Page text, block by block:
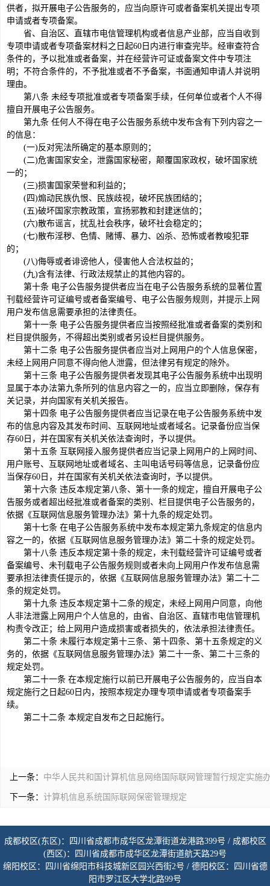
供者，拟开展电子公告服务的，应当向原许可或者备案机关提出专项
申请或者专项备案。
省、自治区、直辖市电信管理机构或者信息产业部，应当自收到
专项申请或者专项备案材料之日起60日内进行审查完毕。经审查符合
条件的，予以批准或者备案，并在经营许可证或备案文件中专项注
明；不符合条件的，不予批准或者不予备案，书面通知申请人并说明
理由。
第八条 未经专项批准或者专项备案手续，任何单位或者个人不得
擅自开展电子公告服务。
第九条 任何人不得在电子公告服务系统中发布含有下列内容之一
的信息：
(一)反对宪法所确定的基本原则的；
(二)危害国家安全，泄露国家秘密，颠覆国家政权，破坏国家统
一的；
(三)损害国家荣誉和利益的；
(四)煽动民族仇恨、民族歧视，破坏民族团结的；
(五)破坏国家宗教政策，宣扬邪教和封建迷信的；
(六)散布谣言，扰乱社会秩序，破坏社会稳定的；
(七)散布淫秽、色情、赌博、暴力、凶杀、恐怖或者教唆犯罪
的；
(八)侮辱或者诽谤他人，侵害他人合法权益的；
(九)含有法律、行政法规禁止的其他内容的。
第十条 电子公告服务提供者应当在电子公告服务系统的显著位置
刊载经营许可证编号或者备案编号、电子公告服务规则，并提示上网
用户发布信息需要承担的法律责任。
第十一条 电子公告服务提供者应当按照经批准或者备案的类别和
栏目提供服务，不得超出类别或者另设栏目提供服务。
第十二条 电子公告服务提供者应当对上网用户的个人信息保密，
未经上网用户同意不得向他人泄露，但法律另有规定的除外。
第十三条 电子公告服务提供者发现其电子公告服务系统中出现明
显属于本办法第九条所列的信息内容之一的，应当立即删除，保存有
关记录，并向国家有关机关报告。
第十四条 电子公告服务提供者应当记录在电子公告服务系统中发
布的信息内容及其发布时间、互联网地址或者域名。记录备份应当保
存60日，并在国家有关机关依法查询时，予以提供。
第十五条 互联网接入服务提供者应当记录上网用户的上网时间、
用户账号、互联网地址或者域名、主叫电话号码等信息，记录备份应
当保存60日，并在国家有关机关依法查询时，予以提供。
第十六条 违反本规定第八条、第十一条的规定，擅自开展电子公
告服务或者超出经批准或者备案的类别、栏目提供电子公告服务的，
依据《互联网信息服务管理办法》第十九条的规定处罚。
第十七条 在电子公告服务系统中发布本规定第九条规定的信息内
容之一的，依据《互联网信息服务管理办法》第二十条的规定处罚。
第十八条 违反本规定第十条的规定，未刊载经营许可证编号或者
备案编号、未刊载电子公告服务规则或者未向上网用户作发布信息需
要承担法律责任提示的，依据《互联网信息服务管理办法》第二十二
条的规定处罚。
第十九条 违反本规定第十二条的规定，未经上网用户同意，向他
人非法泄露上网用户个人信息的，由省、自治区、直辖市电信管理机
构责令改正；给上网用户造成损害或者损失的，依法承担法律责任。
第二十条 未履行本规定第十三条、第十四条、第十五条规定的义
务的，依据《互联网信息服务管理办法》第二十一条、第二十三条的
规定处罚。
第二十一条 在本规定施行以前已开展电子公告服务的，应当自本
规定施行之日起60日内，按照本规定办理专项申请或者专项备案手
续。
第二十二条 本规定自发布之日起施行。
上一条： 中华人民共和国计算机信息网络国际联网管理暂行规定实施
下一条： 计算机信息系统国际联网保密管理规定
成都校区(东区)：四川省成都市成华区龙潭街道龙港路399号 / 成都校区
(西区)：四川省成都市成华区龙潭街道航天路29号
绵阳校区：四川省绵阳市科技城新区园兴西街2号 / 德阳校区：四川省德
阳市罗江区大学北路99号